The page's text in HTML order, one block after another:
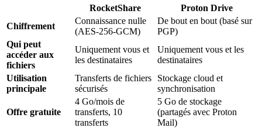
RocketShare
Proton Drive
Chiffrement
Connaissance nulle
(AES-256-GCM)
De bout en bout (basé sur
PGP)
Qui peut
accéder aux
fichiers
Uniquement vous et
les destinataires
Uniquement vous et les
destinataires
Utilisation
principale
Transferts de fichiers
sécurisés
Stockage cloud et
synchronisation
Offre gratuite
4 Go/mois de
transferts, 10
transferts
5 Go de stockage
(partagés avec Proton
Mail)